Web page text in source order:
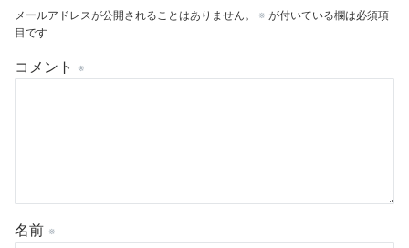
メールアドレスが公開されることはありません。 ※ が付いている欄は必須項
目です
コメント ※
名前 ※